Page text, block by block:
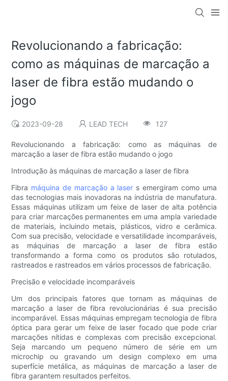
Revolucionando a fabricação:
como as máquinas de marcação a
laser de fibra estão mudando o
jogo
2023-09-28 LEAD TECH 127
Revolucionando a fabricação: como as máquinas de
marcação a laser de fibra estão mudando o jogo
Introdução às máquinas de marcação a laser de fibra
Fibra máquina de marcação a laser s emergiram como uma
das tecnologias mais inovadoras na indústria de manufatura.
Essas máquinas utilizam um feixe de laser de alta potência
para criar marcações permanentes em uma ampla variedade
de materiais, incluindo metais, plásticos, vidro e cerâmica.
Com sua precisão, velocidade e versatilidade incomparáveis,
as máquinas de marcação a laser de fibra estão
transformando a forma como os produtos são rotulados,
rastreados e rastreados em vários processos de fabricação.
Precisão e velocidade incomparáveis
Um dos principais fatores que tornam as máquinas de
marcação a laser de fibra revolucionárias é sua precisão
incomparável. Essas máquinas empregam tecnologia de fibra
óptica para gerar um feixe de laser focado que pode criar
marcações nítidas e complexas com precisão excepcional.
Seja marcando um pequeno número de série em um
microchip ou gravando um design complexo em uma
superfície metálica, as máquinas de marcação a laser de
fibra garantem resultados perfeitos.